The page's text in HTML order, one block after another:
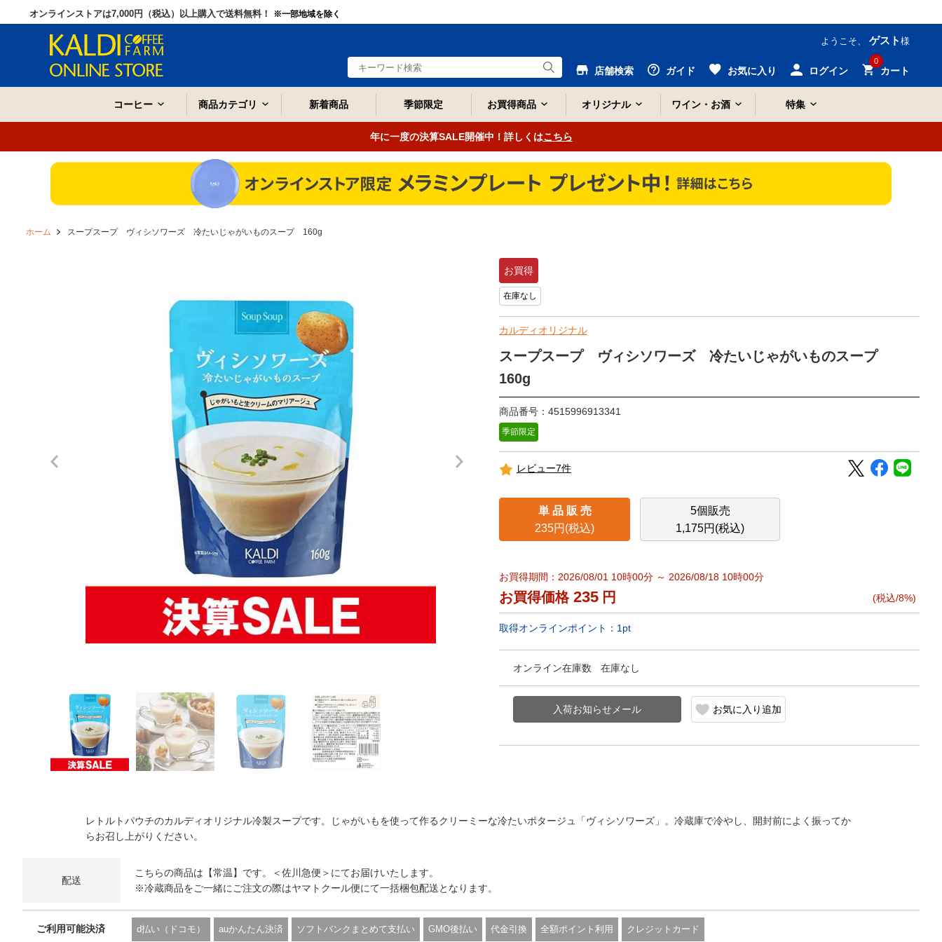
オンラインストアは7,000円（税込）以上購入で送料無料！ ※一部地域を除く
ようこそ、 ゲスト 様
店舗検索 ガイド お気に入り ログイン
0
カート
コーヒー 商品カテゴリ 新着商品 季節限定 お買得商品 オリジナル ワイン・お酒 特集
年に一度の決算SALE開催中！詳しくはこちら
ホーム スープスープ ヴィシソワーズ 冷たいじゃがいものスープ 160g
お買得
在庫なし
カルディオリジナル
スープスープ ヴィシソワーズ 冷たいじゃがいものスープ
160g
商品番号：4515996913341
季節限定
レビュー7件
単 品 販 売
235円(税込)
5個販売
1,175円(税込)
お買得期間：2026/08/01 10時00分 ～ 2026/08/18 10時00分
お買得価格 235 円 (税込/8%)
取得オンラインポイント： 1 pt
オンライン在庫数 在庫なし
お気に入り追加
レトルトパウチのカルディオリジナル冷製スープです。じゃがいもを使って作るクリーミーな冷たいポタージュ「ヴィシソワーズ」。冷蔵庫で冷やし、開封前によく振ってか
らお召し上がりください。
配送
こちらの商品は【常温】です。＜佐川急便＞にてお届けいたします。
※冷蔵商品をご一緒にご注文の際はヤマトクール便にて一括梱包配送となります。
ご利用可能決済 d払い（ドコモ） auかんたん決済 ソフトバンクまとめて支払い GMO後払い 代金引換 全額ポイント利用 クレジットカード